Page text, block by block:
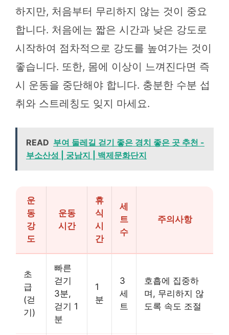
하지만, 처음부터 무리하지 않는 것이 중요
합니다. 처음에는 짧은 시간과 낮은 강도로
시작하여 점차적으로 강도를 높여가는 것이
좋습니다. 또한, 몸에 이상이 느껴진다면 즉
시 운동을 중단해야 합니다. 충분한 수분 섭
취와 스트레칭도 잊지 마세요.
READ 부여 둘레길 걷기 좋은 경치 좋은 곳 추천 -
부소산성 | 궁남지 | 백제문화단지
운
동
강
도
운동
시간
휴
식
시
간
세
트
수
주의사항
초
급
(걷
기)
빠른
걷기
3분,
걷기 1
분
1
분
3
세
트
호흡에 집중하
며, 무리하지 않
도록 속도 조절